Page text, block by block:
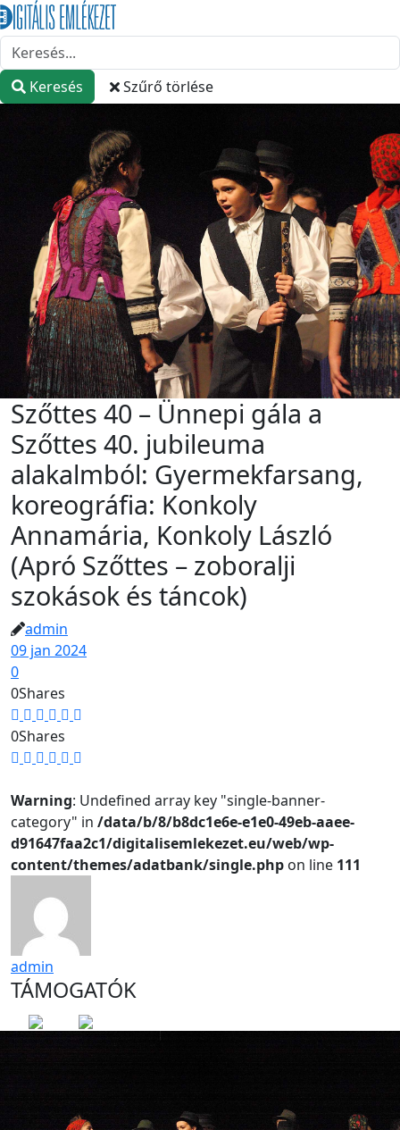
Keresés Szűrő törlése
Szőttes 40 – Ünnepi gála a
Szőttes 40. jubileuma
alakalmból: Gyermekfarsang,
koreográfia: Konkoly
Annamária, Konkoly László
(Apró Szőttes – zoboralji
szokások és táncok)
admin
09 jan 2024
0
0Shares
0Shares
Warning: Undefined array key "single-banner-
category" in /data/b/8/b8dc1e6e-e1e0-49eb-aaee-
d91647faa2c1/digitalisemlekezet.eu/web/wp-
content/themes/adatbank/single.php on line 111
admin
TÁMOGATÓK